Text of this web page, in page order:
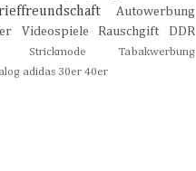
Autowerbung
Videospiele Rauschgift DDR
Strickmode
Tabakwerbung
adidas 30er 40er